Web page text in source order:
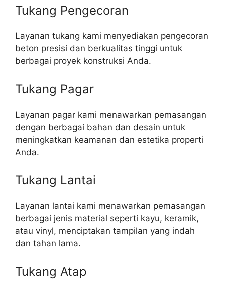
Tukang Pengecoran
Layanan tukang kami menyediakan pengecoran
beton presisi dan berkualitas tinggi untuk
berbagai proyek konstruksi Anda.
Tukang Pagar
Layanan pagar kami menawarkan pemasangan
dengan berbagai bahan dan desain untuk
meningkatkan keamanan dan estetika properti
Anda.
Tukang Lantai
Layanan lantai kami menawarkan pemasangan
berbagai jenis material seperti kayu, keramik,
atau vinyl, menciptakan tampilan yang indah
dan tahan lama.
Tukang Atap